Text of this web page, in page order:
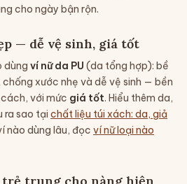
cho ngày bận rộn.
— dễ vệ sinh, giá tốt
dùng ví nữ da PU (da tổng hợp): bề
xước nhẹ và dễ vệ sinh — bền
với mức giá tốt. Hiểu thêm da,
ra sao tại chất liệu túi xách: da, giả
nào dùng lâu, đọc ví nữ loại nào